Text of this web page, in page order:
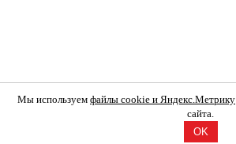
Мы используем файлы cookie и Яндекс.Метрику
сайта.
OK